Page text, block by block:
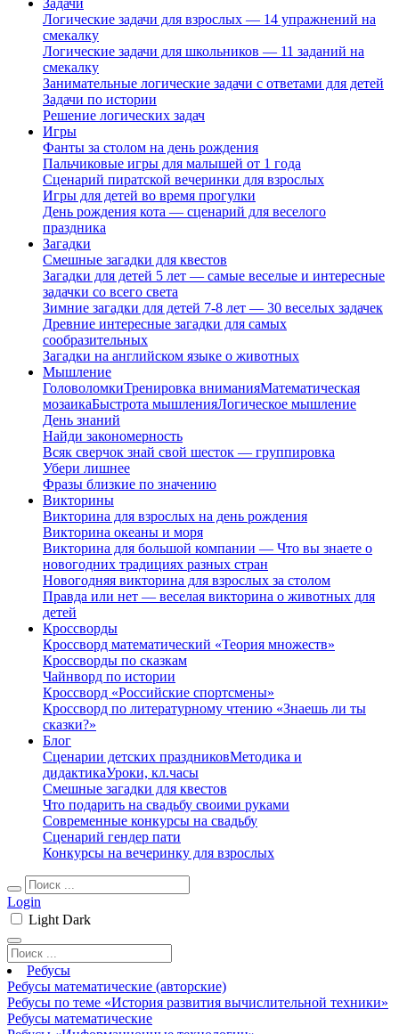
Задачи
Логические задачи для взрослых — 14 упражнений на
смекалку
Логические задачи для школьников — 11 заданий на
смекалку
Занимательные логические задачи с ответами для детей
Задачи по истории
Решение логических задач
Игры
Фанты за столом на день рождения
Пальчиковые игры для малышей от 1 года
Сценарий пиратской вечеринки для взрослых
Игры для детей во время прогулки
День рождения кота — сценарий для веселого
праздника
Загадки
Смешные загадки для квестов
Загадки для детей 5 лет — самые веселые и интересные
задачки со всего света
Зимние загадки для детей 7-8 лет — 30 веселых задачек
Древние интересные загадки для самых
сообразительных
Загадки на английском языке о животных
Мышление
ГоловоломкиТренировка вниманияМатематическая
мозаикаБыстрота мышленияЛогическое мышление
День знаний
Найди закономерность
Всяк сверчок знай свой шесток — группировка
Убери лишнее
Фразы близкие по значению
Викторины
Викторина для взрослых на день рождения
Викторина океаны и моря
Викторина для большой компании — Что вы знаете о
новогодних традициях разных стран
Новогодняя викторина для взрослых за столом
Правда или нет — веселая викторина о животных для
детей
Кроссворды
Кроссворд математический «Теория множеств»
Кроссворды по сказкам
Чайнворд по истории
Кроссворд «Российские спортсмены»
Кроссворд по литературному чтению «Знаешь ли ты
сказки?»
Блог
Сценарии детских праздниковМетодика и
дидактикаУроки, кл.часы
Смешные загадки для квестов
Что подарить на свадьбу своими руками
Современные конкурсы на свадьбу
Сценарий гендер пати
Конкурсы на вечеринку для взрослых
Login
Light Dark
Ребусы
Ребусы математические (авторские)
Ребусы по теме «История развития вычислительной техники»
Ребусы математические